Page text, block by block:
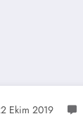
Ekim 2019